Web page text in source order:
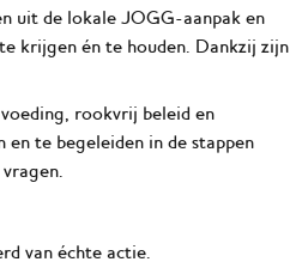
uit de lokale JOGG-aanpak en
krijgen én te houden. Dankzij zijn
rookvrij beleid en
te begeleiden in de stappen
van échte actie.